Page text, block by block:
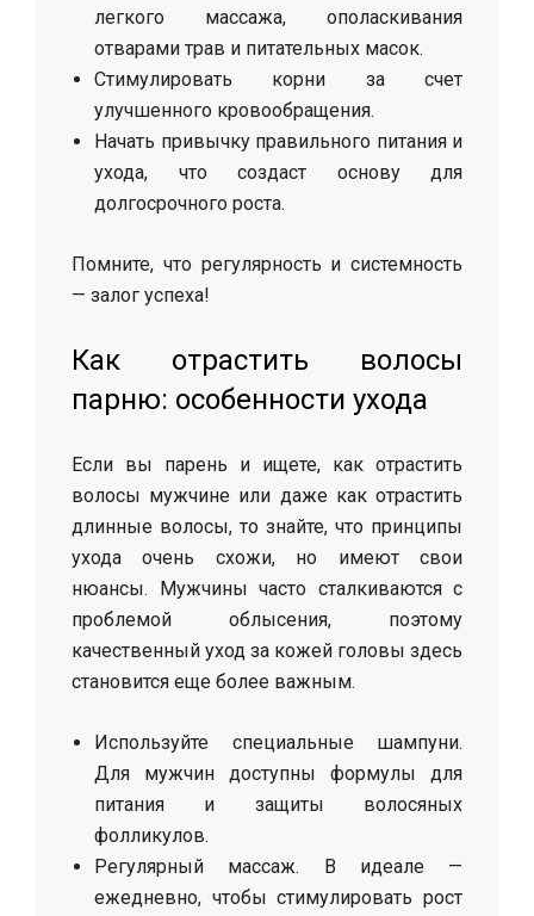
легкого массажа, ополаскивания
отварами трав и питательных масок.
Стимулировать корни за счет
улучшенного кровообращения.
Начать привычку правильного питания и
ухода, что создаст основу для
долгосрочного роста.
Помните, что регулярность и системность
— залог успеха!
Как отрастить волосы
парню: особенности ухода
Если вы парень и ищете, как отрастить
волосы мужчине или даже как отрастить
длинные волосы, то знайте, что принципы
ухода очень схожи, но имеют свои
нюансы. Мужчины часто сталкиваются с
проблемой облысения, поэтому
качественный уход за кожей головы здесь
становится еще более важным.
Используйте специальные шампуни.
Для мужчин доступны формулы для
питания и защиты волосяных
фолликулов.
Регулярный массаж. В идеале —
ежедневно, чтобы стимулировать рост